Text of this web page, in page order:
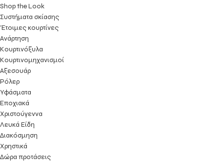
Shop the Look
Συστήματα σκίασης
Έτοιμες κουρτίνες
Ανάρτηση
Κουρτινόξυλα
Κουρτινομηχανισμοί
Αξεσουάρ
Ρόλερ
Υφάσματα
Εποχιακά
Χριστούγεννα
Λευκά Είδη
Διακόσμηση
Χρηστικά
Δώρα προτάσεις